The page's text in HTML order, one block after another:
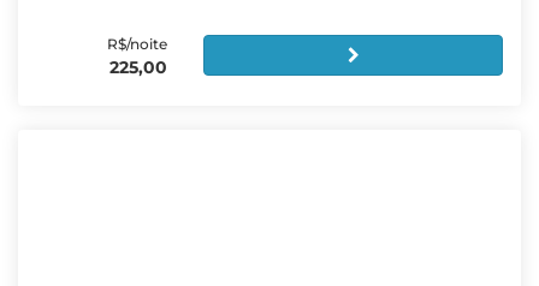
R$/noite
225,00